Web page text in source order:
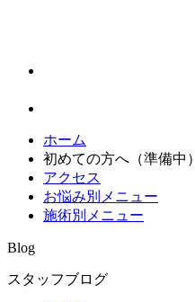
ホーム
初めての方へ（準備中）
アクセス
お悩み別メニュー
施術別メニュー
Blog
スタッフブログ